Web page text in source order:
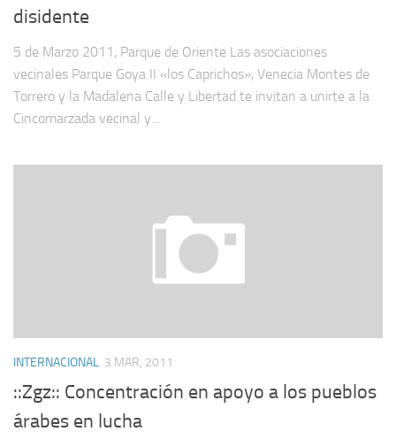
disidente
5 de Marzo 2011, Parque de Oriente Las asociaciones
vecinales Parque Goya II «los Caprichos», Venecia Montes de
Torrero y la Madalena Calle y Libertad te invitan a unirte a la
Cincomarzada vecinal y...
INTERNACIONAL 3 MAR, 2011
::Zgz:: Concentración en apoyo a los pueblos
árabes en lucha